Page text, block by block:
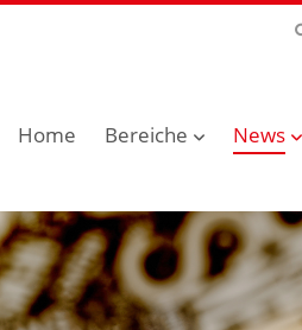
Home Bereiche News